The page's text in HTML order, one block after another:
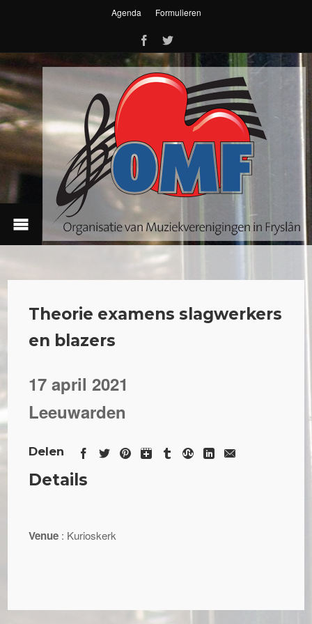
Agenda Formulieren
Theorie examens slagwerkers
en blazers
17 april 2021
Leeuwarden
Delen
Details
Venue : Kurioskerk